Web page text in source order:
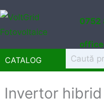
conținut
0752
CATALOG
Invertor